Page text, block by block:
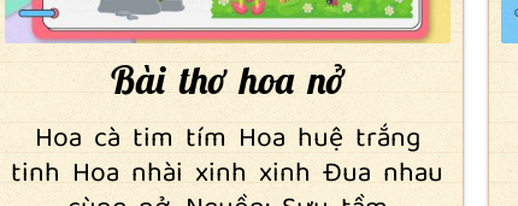
Bài thơ hoa nở
Hoa cà tim tím Hoa huệ trắng
tinh Hoa nhài xinh xinh Đua nhau